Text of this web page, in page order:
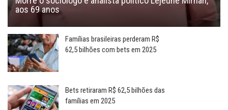
aos 69 anos
Famílias brasileiras perderam R$
62,5 bilhões com bets em 2025
Bets retiraram R$ 62,5 bilhões das
famílias em 2025